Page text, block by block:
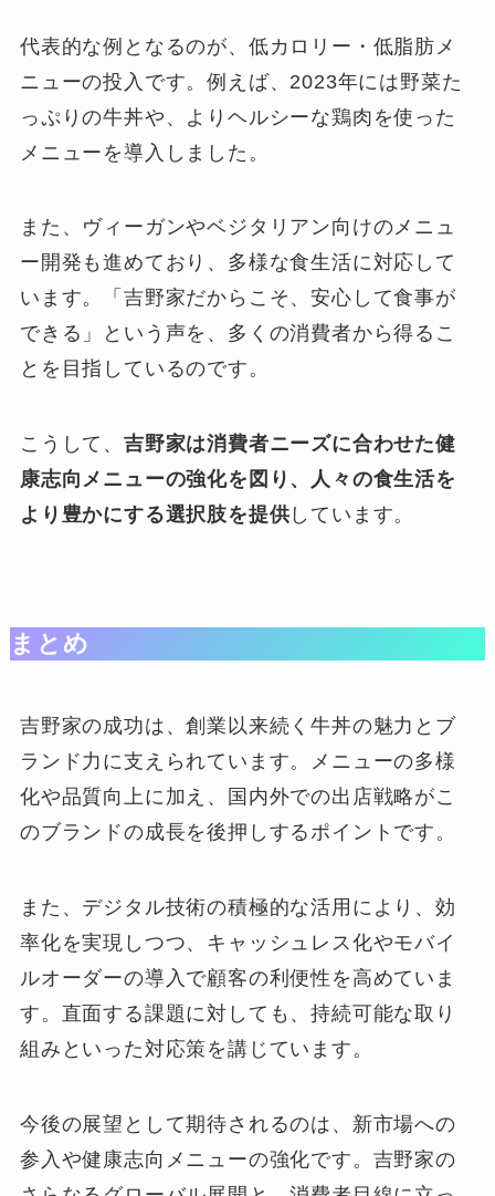
代表的な例となるのが、低カロリー・低脂肪メ
ニューの投入です。例えば、2023年には野菜た
っぷりの牛丼や、よりヘルシーな鶏肉を使った
メニューを導入しました。
また、ヴィーガンやベジタリアン向けのメニュ
ー開発も進めており、多様な食生活に対応して
います。「吉野家だからこそ、安心して食事が
できる」という声を、多くの消費者から得るこ
とを目指しているのです。
こうして、 吉野家は消費者ニーズに合わせた健
康志向メニューの強化を図り、人々の食生活を
より豊かにする選択肢を提供 しています。
まとめ
吉野家の成功は、創業以来続く牛丼の魅力とブ
ランド力に支えられています。メニューの多様
化や品質向上に加え、国内外での出店戦略がこ
のブランドの成長を後押しするポイントです。
また、デジタル技術の積極的な活用により、効
率化を実現しつつ、キャッシュレス化やモバイ
ルオーダーの導入で顧客の利便性を高めていま
す。直面する課題に対しても、持続可能な取り
組みといった対応策を講じています。
今後の展望として期待されるのは、新市場への
参入や健康志向メニューの強化です。吉野家の